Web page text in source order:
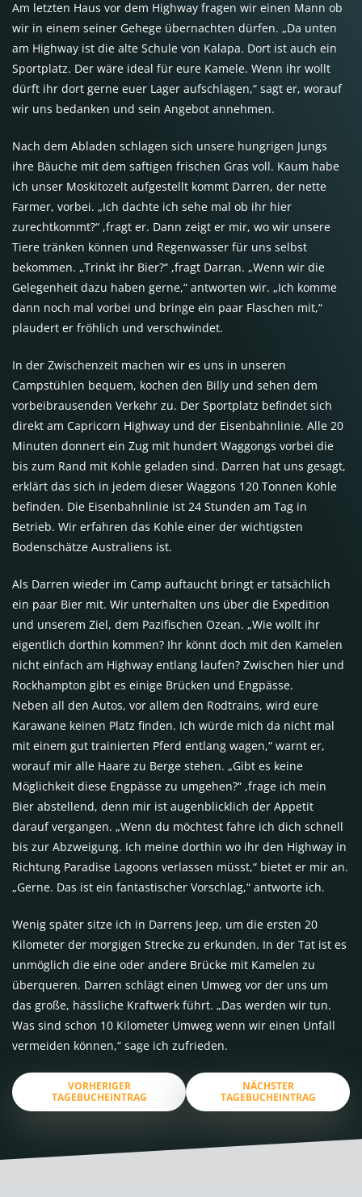
Am letzten Haus vor dem Highway fragen wir einen Mann ob
wir in einem seiner Gehege übernachten dürfen. „Da unten
am Highway ist die alte Schule von Kalapa. Dort ist auch ein
Sportplatz. Der wäre ideal für eure Kamele. Wenn ihr wollt
dürft ihr dort gerne euer Lager aufschlagen,“ sagt er, worauf
wir uns bedanken und sein Angebot annehmen.
Nach dem Abladen schlagen sich unsere hungrigen Jungs
ihre Bäuche mit dem saftigen frischen Gras voll. Kaum habe
ich unser Moskitozelt aufgestellt kommt Darren, der nette
Farmer, vorbei. „Ich dachte ich sehe mal ob ihr hier
zurechtkommt?“ ,fragt er. Dann zeigt er mir, wo wir unsere
Tiere tränken können und Regenwasser für uns selbst
bekommen. „Trinkt ihr Bier?“ ,fragt Darran. „Wenn wir die
Gelegenheit dazu haben gerne,“ antworten wir. „Ich komme
dann noch mal vorbei und bringe ein paar Flaschen mit,“
plaudert er fröhlich und verschwindet.
In der Zwischenzeit machen wir es uns in unseren
Campstühlen bequem, kochen den Billy und sehen dem
vorbeibrausenden Verkehr zu. Der Sportplatz befindet sich
direkt am Capricorn Highway und der Eisenbahnlinie. Alle 20
Minuten donnert ein Zug mit hundert Waggongs vorbei die
bis zum Rand mit Kohle geladen sind. Darren hat uns gesagt,
erklärt das sich in jedem dieser Waggons 120 Tonnen Kohle
befinden. Die Eisenbahnlinie ist 24 Stunden am Tag in
Betrieb. Wir erfahren das Kohle einer der wichtigsten
Bodenschätze Australiens ist.
Als Darren wieder im Camp auftaucht bringt er tatsächlich
ein paar Bier mit. Wir unterhalten uns über die Expedition
und unserem Ziel, dem Pazifischen Ozean. „Wie wollt ihr
eigentlich dorthin kommen? Ihr könnt doch mit den Kamelen
nicht einfach am Highway entlang laufen? Zwischen hier und
Rockhampton gibt es einige Brücken und Engpässe.
Neben all den Autos, vor allem den Rodtrains, wird eure
Karawane keinen Platz finden. Ich würde mich da nicht mal
mit einem gut trainierten Pferd entlang wagen,“ warnt er,
worauf mir alle Haare zu Berge stehen. „Gibt es keine
Möglichkeit diese Engpässe zu umgehen?“ ,frage ich mein
Bier abstellend, denn mir ist augenblicklich der Appetit
darauf vergangen. „Wenn du möchtest fahre ich dich schnell
bis zur Abzweigung. Ich meine dorthin wo ihr den Highway in
Richtung Paradise Lagoons verlassen müsst,“ bietet er mir an.
„Gerne. Das ist ein fantastischer Vorschlag,“ antworte ich.
Wenig später sitze ich in Darrens Jeep, um die ersten 20
Kilometer der morgigen Strecke zu erkunden. In der Tat ist es
unmöglich die eine oder andere Brücke mit Kamelen zu
überqueren. Darren schlägt einen Umweg vor der uns um
das große, hässliche Kraftwerk führt. „Das werden wir tun.
Was sind schon 10 Kilometer Umweg wenn wir einen Unfall
vermeiden können,“ sage ich zufrieden.
VORHERIGER
TAGEBUCHEINTRAG
NÄCHSTER
TAGEBUCHEINTRAG